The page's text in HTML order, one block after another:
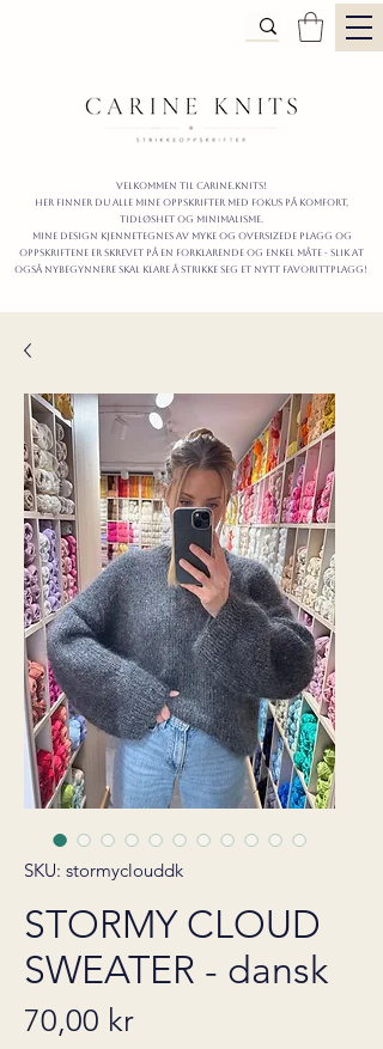
Velkommen til carine.knits!
Her finner du alle mine oppskrifter MED FOKUS PÅ KOMFORT,
TIDLØShet OG MINIMALISme.
mine design kjennetegnes av myke og oversizede plagg og
oppskriftene er skrevet på en forklarende og enkel måte - slik at
også nybegynnere skal klare å strikke seg et nytt favorittplagg!
SKU: stormyclouddk
STORMY CLOUD
SWEATER - dansk
70,00 krPris